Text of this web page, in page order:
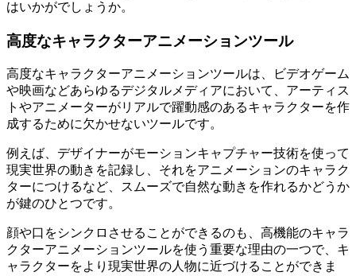
はいかがでしょうか。
高度なキャラクターアニメーションツール
高度なキャラクターアニメーションツールは、ビデオゲーム
や映画などあらゆるデジタルメディアにおいて、アーティス
トやアニメーターがリアルで躍動感のあるキャラクターを作
成するために欠かせないツールです。
例えば、デザイナーがモーションキャプチャー技術を使って
現実世界の動きを記録し、それをアニメーションのキャラク
ターにつけるなど、スムーズで自然な動きを作れるかどうか
が鍵のひとつです。
顔や口をシンクロさせることができるのも、高機能のキャラ
クターアニメーションツールを使う重要な理由の一つで、キ
ャラクターをより現実世界の人物に近づけることができま